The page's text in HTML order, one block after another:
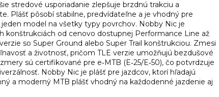
stredové usporiadanie zlepšuje brzdnú trakciu a
Plášť pôsobí stabilne, predvídateľne a je vhodný pre
model na všetky typy povrchov. Nobby Nic je
konštrukciách od cenovo dostupnej Performance Line až
so Super Ground alebo Super Trail konštrukciou. Zmesi
a životnosť, pričom TLE verzie umožňujú bezdušové
sú certifikované pre e‑MTB (E‑25/E‑50), čo potvrdzuje
Nobby Nic je plášť pre jazdcov, ktorí hľadajú
a moderný MTB plášť vhodný na každodenné jazdenie aj